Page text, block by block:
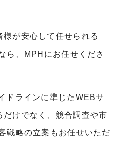
が安心して任せられる
ら、 MPH にお任せくださ
ドラインに準じた WEBサ
けでなく、競合調査や市
戦略の立案もお任せいただ